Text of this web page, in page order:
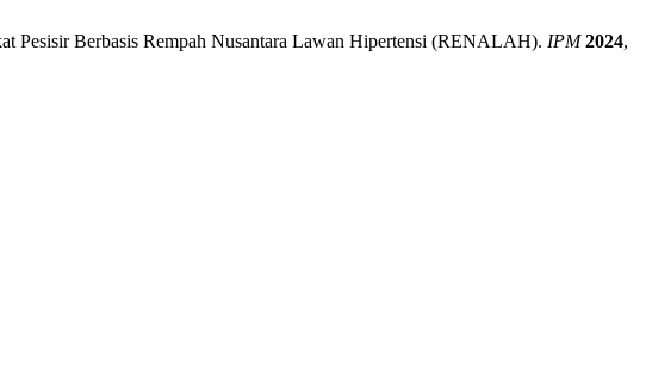
Pesisir Berbasis Rempah Nusantara Lawan Hipertensi (RENALAH). IPM 2024,